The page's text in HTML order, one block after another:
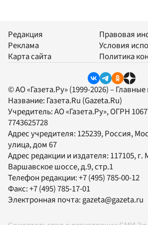
Редакция
Реклама
Карта сайта
Правовая
Условия
Политика
© АО «Газета.Ру» (1999-2026) –
Название: Газета.Ru (Gazeta.Ru)
Учредитель:АО «Газета.Ру», ОГРН
7743625728
Адрес учредителя: 125239, Россия,
улица, дом 67
Адрес редакции и издателя: 117105, г.
Варшавское шоссе, д.9, стр.1
Телефон редакции:+7 (495) 785-00-12
Факс:+7 (495) 785-17-01
Электронная почта:gazeta@gazeta.ru